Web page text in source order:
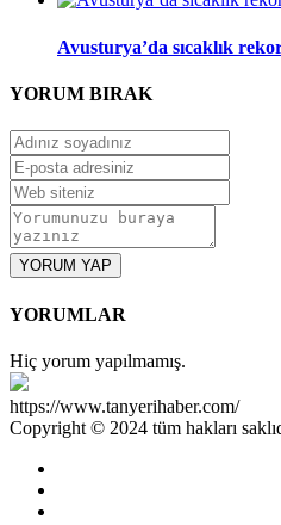
Avusturya’da sıcaklık
YORUM BIRAK
YORUM YAP
YORUMLAR
Hiç yorum yapılmamış.
https://www.tanyerihaber.com/
Copyright © 2024 tüm hakları